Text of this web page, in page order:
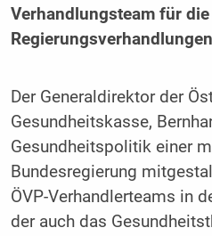
Verhandlungsteam für
Der Generaldirektor der
Gesundheitskasse,
Gesundheitspolitik einer
Bundesregierung
ÖVP-Verhandlerteams in
der auch das